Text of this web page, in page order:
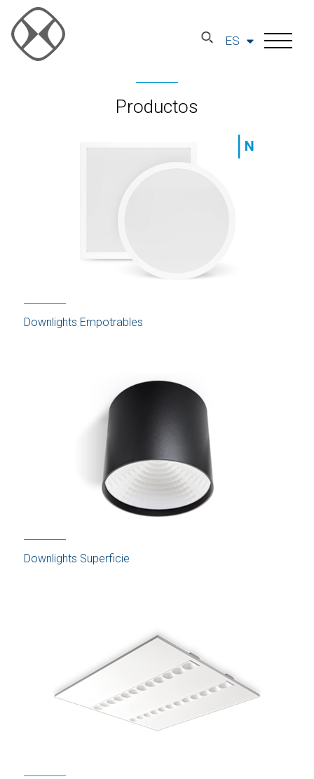
ES
Productos
Downlights Empotrables
Downlights Superficie